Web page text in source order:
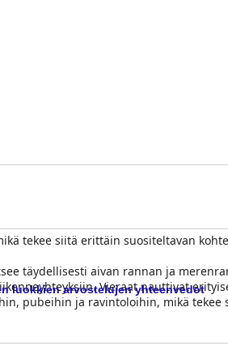
tekee siitä erittäin suositeltavan
täydellisesti aivan rannan ja
Vieraat nauttivat
pubeihin ja ravintoloihin, mikä
ruoastaan, erityisesti pihveistään,
luokkien arvostelujen yhteenvedot